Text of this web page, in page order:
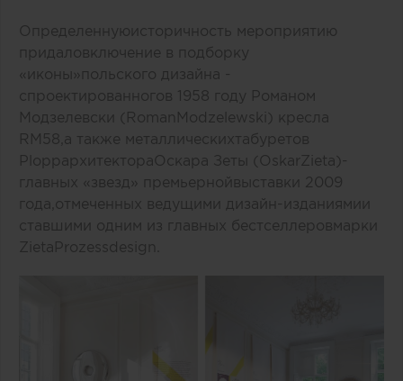
Определеннуюисторичность мероприятию
придаловключение в подборку
«иконы»польского дизайна -
спроектированногов 1958 году Романом
Модзелевски ( Roman Modzelewski ) кресла
RM 58,а также металлическихтабуретов
PloppархитектораОскара Зеты ( Oskar Zieta )-
главных «звезд» п ремьернойвыставки 2009
года ,отмеченных ведущими дизайн-изданиямии
ставшими одним из главных бестселлеровмарки
ZietaProzessdesign